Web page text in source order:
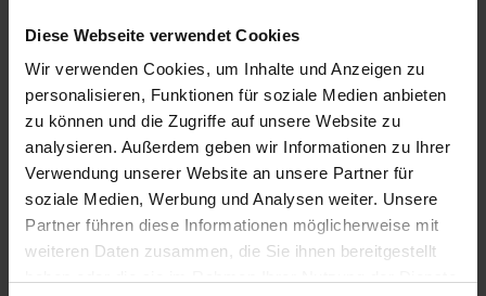
Diese Webseite verwendet Cookies
Wir verwenden Cookies, um Inhalte und Anzeigen zu
personalisieren, Funktionen für soziale Medien anbieten
zu können und die Zugriffe auf unsere Website zu
analysieren. Außerdem geben wir Informationen zu Ihrer
Verwendung unserer Website an unsere Partner für
soziale Medien, Werbung und Analysen weiter. Unsere
Partner führen diese Informationen möglicherweise mit
weiteren Daten zusammen, die Sie ihnen bereitgestellt
gewünschten Inhalte bereitzustellen, müssen
wir Ihre persönlichen Daten speichern und
verarbeiten.
LANGEundPFLANZ erstellt hilfreichen
Content für Mitarbeiter in Unternehmen um mit
ihnen ins Gespräch zu kommen, ihnen bei
ihrer Arbeit in Marketing, Vertrieb und Service
behilflich zu sein und sie bezüglich unserer
Produkte und Dienstleistungen zu